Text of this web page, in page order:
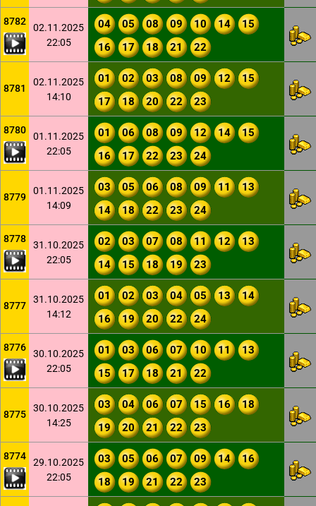
8782
02.11.2025
22:05
04 05 08 09 10 14
15
16
17 18 21 22
8781
02.11.2025
14:10
01 02 03 08 09 12
15
17
18 20 22 23
8780
01.11.2025
22:05
01 06 08 09 12 14
15
16
17 22 23 24
8779
01.11.2025
14:09
03 05 06 08 09 11
13
14
18 22 23 24
8778
31.10.2025
22:05
02 03 07 08 11 12
13
14
15 18 19 23
8777
31.10.2025
14:12
01 02 03 04 05 13
14
16
19 20 22 24
8776
30.10.2025
22:05
01 03 06 07 10 11
13
15
17 18 21 22
8775
30.10.2025
14:25
03 04 06 07 15 16
18
19
20 21 22 23
8774
29.10.2025
22:05
03 05 06 07 09 14
16
18
19 21 22 23